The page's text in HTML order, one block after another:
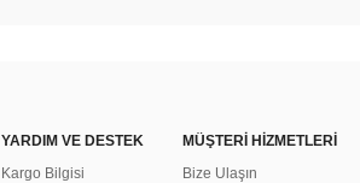
YARDIM VE DESTEK
Kargo Bilgisi
MÜŞTERİ HİZMETLERİ
Bize Ulaşın